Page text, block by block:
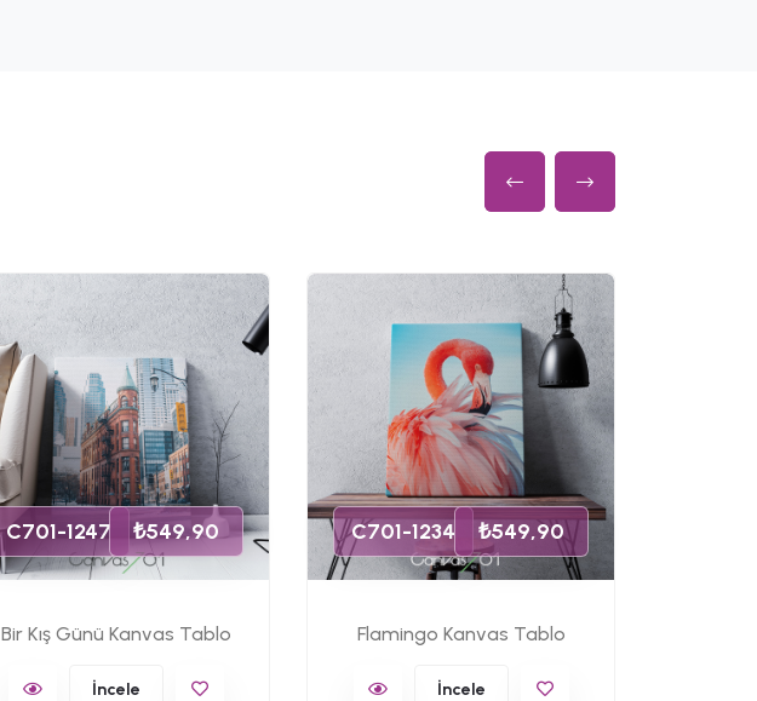
C701-1247 ₺549,90
Bir Kış Günü Kanvas Tablo
İncele
C701-1234 ₺549,90
Flamingo Kanvas Tablo
İncele